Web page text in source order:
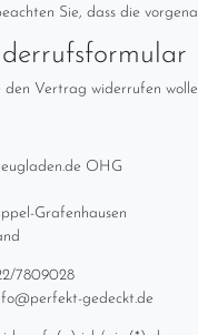
Sie, dass die
den Vertrag widerrufen
OHG
Grafenhausen
7809028
gedeckt.de